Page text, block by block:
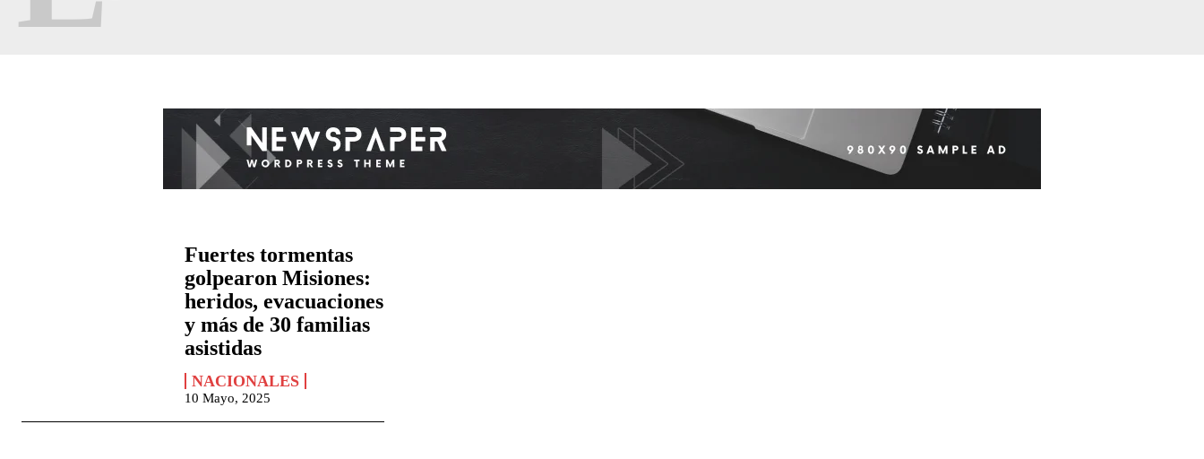
Fuertes tormentas
golpearon Misiones:
heridos, evacuaciones
y más de 30 familias
asistidas
NACIONALES
10 Mayo, 2025